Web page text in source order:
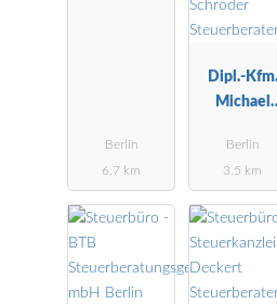
Berlin
6.7 km
Dipl.-Kfm.
Michael
Berlin
3.5 km